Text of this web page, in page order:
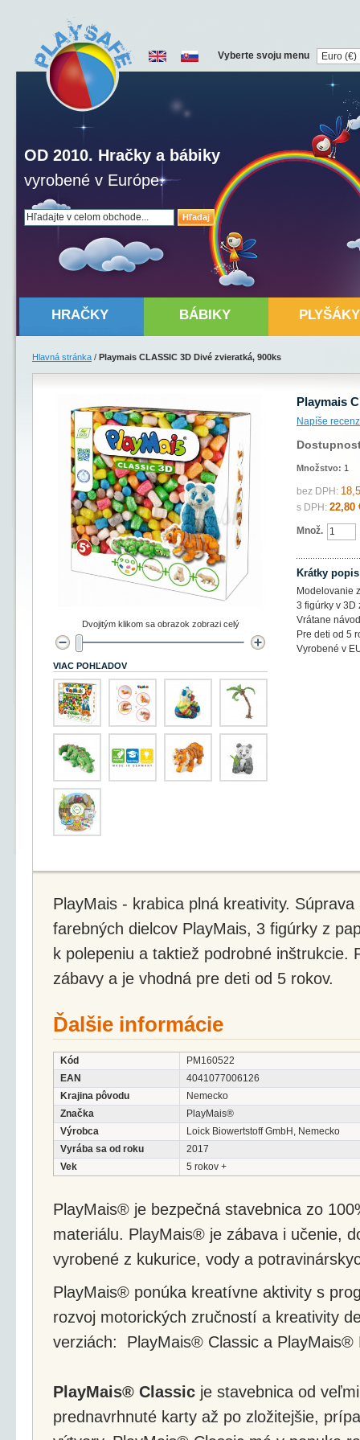
Hľadaj
OD 2010. Hračky a bábiky
vyrobené v Európe.
Vyberte svoju menu
HRAČKY BÁBIKY PLYŠÁKY
Hlavná stránka / Playmais CLASSIC 3D Divé zvieratká, 900ks
Playmais
Napíše
Množstvo: 1
bez DPH:
s DPH: 22,80
Množ.
Krátky popis
Modelovanie
3 figúrky v 3D
Vrátane
Pre deti od 5
Vyrobené v
Dvojitým klikom sa obrazok zobrazi celý
VIAC POHĽADOV
PlayMais - krabica plná kreativity.
farebných dielcov PlayMais, 3 figúrky z
k polepeniu a taktiež podrobné inštrukcie.
zábavy a je vhodná pre deti od 5 rokov.
Ďalšie informácie
Kód
PM160522
EAN
4041077006126
Krajina pôvodu
Nemecko
Značka
PlayMais®
Výrobca
Loick Biowertstoff GmbH, Nemecko
Vyrába sa od roku
2017
Vek
5 rokov +
PlayMais® je bezpečná stavebnica zo
materiálu. PlayMais® je zábava i učenie,
vyrobené z kukurice, vody a
PlayMais® ponúka kreatívne aktivity s
rozvoj motorických zručností a kreativity
verziách: PlayMais® Classic a PlayMais®
PlayMais® Classic je stavebnica od
prednavrhnuté karty až po zložitejšie,